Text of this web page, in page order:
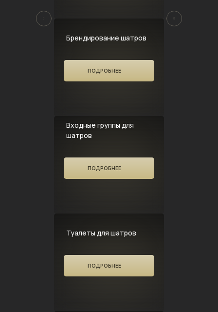
Брендирование шатров
ПОДРОБНЕЕ
Входные группы для
шатров
ПОДРОБНЕЕ
Туалеты для шатров
ПОДРОБНЕЕ